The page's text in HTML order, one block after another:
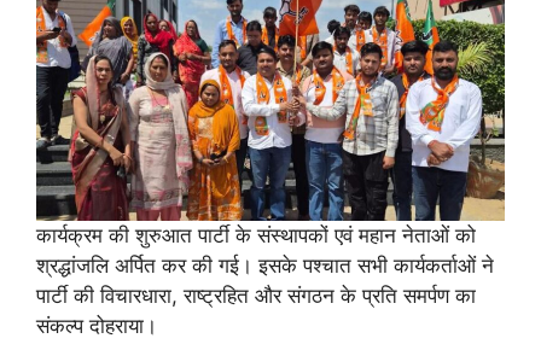
कार्यक्रम की शुरुआत पार्टी के संस्थापकों एवं महान नेताओं को
श्रद्धांजलि अर्पित कर की गई। इसके पश्चात सभी कार्यकर्ताओं ने
पार्टी की विचारधारा, राष्ट्रहित और संगठन के प्रति समर्पण का
संकल्प दोहराया।